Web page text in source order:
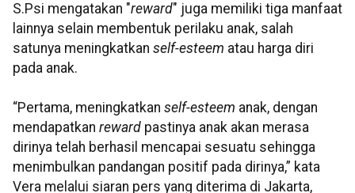
S.Psi mengatakan "reward" juga memiliki tiga manfaat
lainnya selain membentuk perilaku anak, salah
satunya meningkatkan self-esteem atau harga diri
pada anak.
“Pertama, meningkatkan self-esteem anak, dengan
mendapatkan reward pastinya anak akan merasa
dirinya telah berhasil mencapai sesuatu sehingga
menimbulkan pandangan positif pada dirinya,” kata
Vera melalui siaran pers yang diterima di Jakarta,